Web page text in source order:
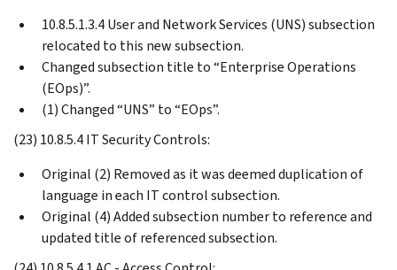
10.8.5.1.3.4 User and Network Services (UNS) subsection
relocated to this new subsection.
Changed subsection title to “Enterprise Operations
(EOps)”.
(1) Changed “UNS” to “EOps”.
(23) 10.8.5.4 IT Security Controls:
Original (2) Removed as it was deemed duplication of
language in each IT control subsection.
Original (4) Added subsection number to reference and
updated title of referenced subsection.